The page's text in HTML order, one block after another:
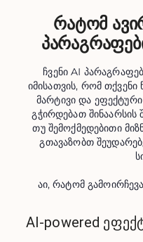
რატომ
ჩვენი AI
იმისათვის, რომ
მარტივი და ეფექტური
გჭირდებათ შინაარსის
თუ შემოქმედებითი
გთავაზობთ
აი, რატომ
AI-powered